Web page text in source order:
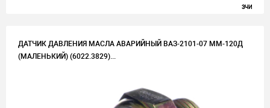
ЗЧИ
ДАТЧИК ДАВЛЕНИЯ МАСЛА АВАРИЙНЫЙ ВАЗ-2101-07 ММ-120Д
(МАЛЕНЬКИЙ) (6022.3829)...